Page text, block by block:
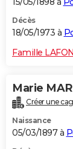
Décès
18/05/1973 à
Famille LAFON
Marie
Créer une
Naissance
05/03/1897 à